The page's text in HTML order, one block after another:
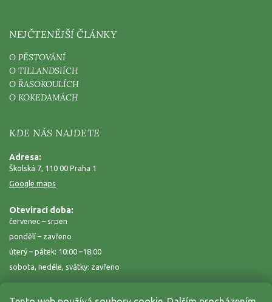
NEJČTENĚJŠÍ ČLÁNKY
O PĚSTOVÁNÍ
O TILLANDSIÍCH
O ŘASOKOULÍCH
O KOKEDAMÁCH
KDE NÁS NAJDETE
Adresa:
Školská 7, 110 00 Praha 1
Google maps
Otevírací doba:
červenec – srpen
pondělí – zavřeno
úterý – pátek: 10:00 –18:00
sobota, neděle, svátky: zavřeno